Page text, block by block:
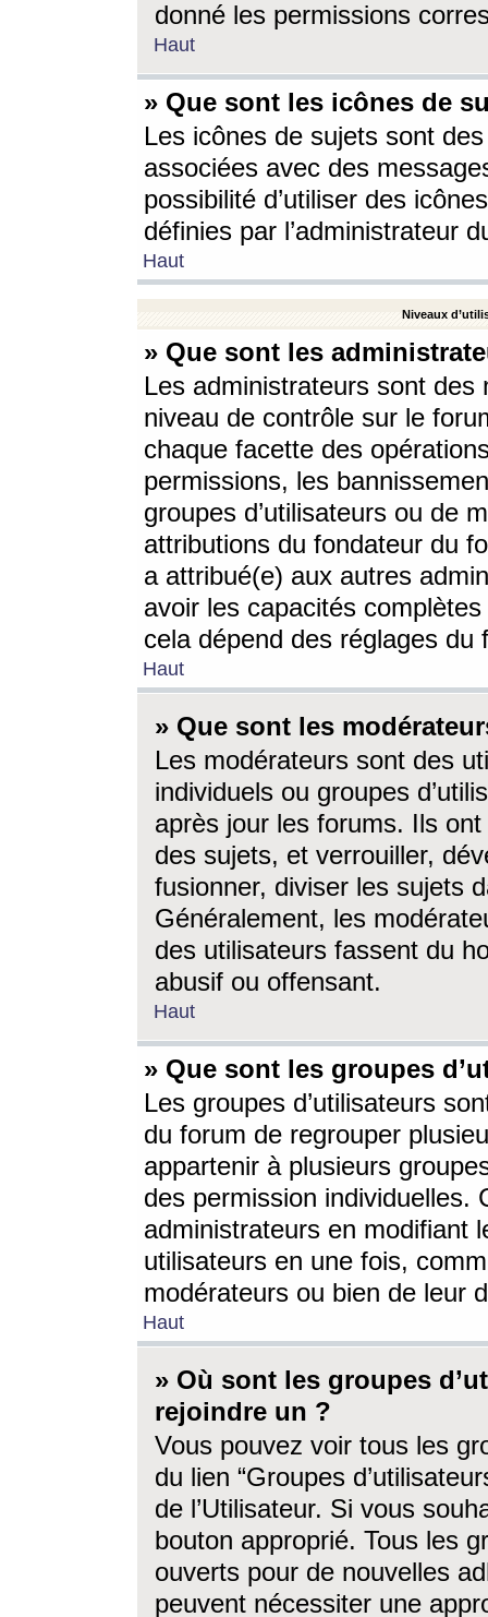
donné les permissions
Haut
» Que sont les icônes de
Les icônes de sujets sont
associées avec des
possibilité d’utiliser des
définies par l’administrateur
Haut
Niveaux
» Que sont les
Les administrateurs sont
niveau de contrôle sur le
chaque facette des
permissions, les
groupes d’utilisateurs ou de
attributions du fondateur du
a attribué(e) aux autres
avoir les capacités
cela dépend des réglages du
Haut
» Que sont les
Les modérateurs sont des
individuels ou groupes
après jour les forums. Ils ont
des sujets, et verrouiller,
fusionner, diviser les sujets
Généralement, les
des utilisateurs fassent du
abusif ou offensant.
Haut
» Que sont les groupes
Les groupes d’utilisateurs
du forum de regrouper
appartenir à plusieurs
des permission individuelles.
administrateurs en modifiant
utilisateurs en une fois,
modérateurs ou bien de leur
Haut
» Où sont les groupes
rejoindre un ?
Vous pouvez voir tous les
du lien “Groupes
de l’Utilisateur. Si vous
bouton approprié. Tous les
ouverts pour de nouvelles
peuvent nécessiter une